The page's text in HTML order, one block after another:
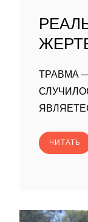
ТРАВМА
ЧИТАТЬ